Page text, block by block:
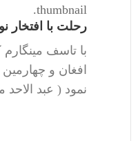
thumbnail.
رحلت با افتخار
با تاسف مینگارم
افغان و
نمود ( عبد